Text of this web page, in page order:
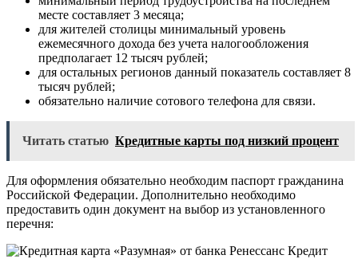
месте составляет 3 месяца;
для жителей столицы минимальный уровень
ежемесячного дохода без учета налогообложения
предполагает 12 тысяч рублей;
для остальных регионов данный показатель составляет 8
тысяч рублей;
обязательно наличие сотового телефона для связи.
Читать статью Кредитные карты под низкий процент
Для оформления обязательно необходим паспорт гражданина
Российской Федерации. Дополнительно необходимо
предоставить один документ на выбор из установленного
перечня: